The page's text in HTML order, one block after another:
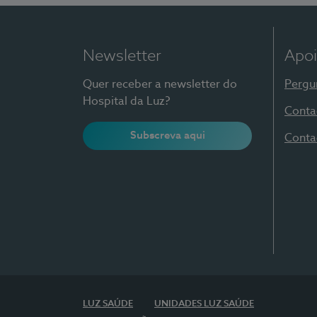
Newsletter
Quer receber a newsletter do
Hospital da Luz?
Subscreva aqui
LUZ SAÚDE UNIDADES LUZ SAÚDE